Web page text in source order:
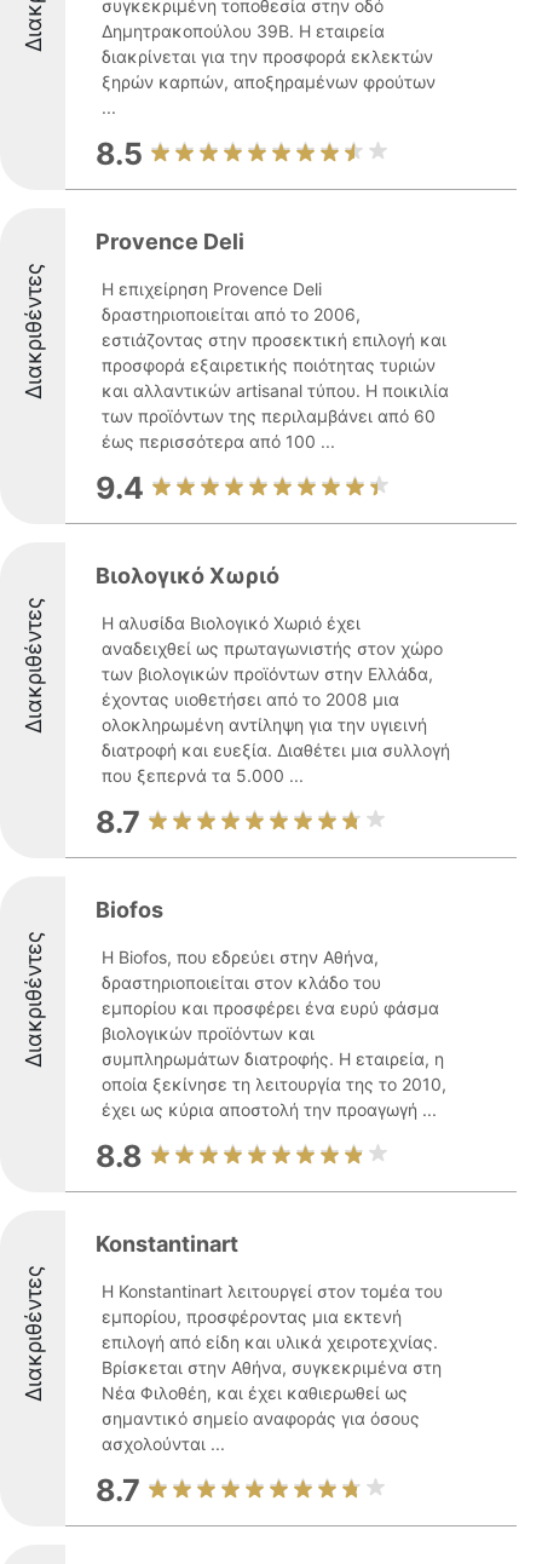
συγκεκριμένη τοποθεσία στην οδό
Δημητρακοπούλου 39Β. Η εταιρεία
διακρίνεται για την προσφορά εκλεκτών
ξηρών καρπών, αποξηραμένων φρούτων
...
8.5
Διακριθέντες
Provence Deli
Η επιχείρηση Provence Deli
δραστηριοποιείται από το 2006,
εστιάζοντας στην προσεκτική επιλογή και
προσφορά εξαιρετικής ποιότητας τυριών
και αλλαντικών artisanal τύπου. Η ποικιλία
των προϊόντων της περιλαμβάνει από 60
έως περισσότερα από 100 ...
9.4
Διακριθέντες
Βιολογικό Χωριό
Η αλυσίδα Βιολογικό Χωριό έχει
αναδειχθεί ως πρωταγωνιστής στον χώρο
των βιολογικών προϊόντων στην Ελλάδα,
έχοντας υιοθετήσει από το 2008 μια
ολοκληρωμένη αντίληψη για την υγιεινή
διατροφή και ευεξία. Διαθέτει μια συλλογή
που ξεπερνά τα 5.000 ...
8.7
Διακριθέντες
Biofos
Η Biofos, που εδρεύει στην Αθήνα,
δραστηριοποιείται στον κλάδο του
εμπορίου και προσφέρει ένα ευρύ φάσμα
βιολογικών προϊόντων και
συμπληρωμάτων διατροφής. Η εταιρεία, η
οποία ξεκίνησε τη λειτουργία της το 2010,
έχει ως κύρια αποστολή την προαγωγή ...
8.8
Διακριθέντες
Konstantinart
Η Konstantinart λειτουργεί στον τομέα του
εμπορίου, προσφέροντας μια εκτενή
επιλογή από είδη και υλικά χειροτεχνίας.
Βρίσκεται στην Αθήνα, συγκεκριμένα στη
Νέα Φιλοθέη, και έχει καθιερωθεί ως
σημαντικό σημείο αναφοράς για όσους
ασχολούνται ...
8.7